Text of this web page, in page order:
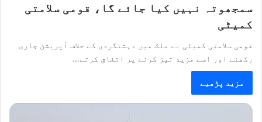
سمجھوتہ نہیں کیا جائے گا، قومی سلامتی
کمیٹی
قومی سلامتی کمیٹی نے ملک میں دہشتگردی کے خلاف آپریشن جاری
رکھنے اور اسے مزید تیز کرنے پر اتفاق کرتے…
مزید پڑھیے